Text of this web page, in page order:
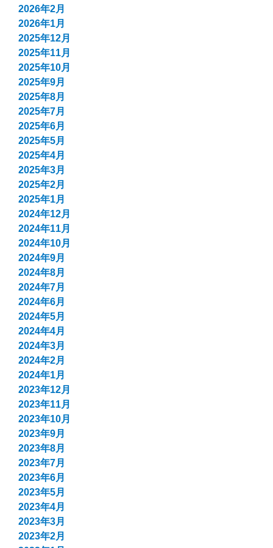
2026年2月
2026年1月
2025年12月
2025年11月
2025年10月
2025年9月
2025年8月
2025年7月
2025年6月
2025年5月
2025年4月
2025年3月
2025年2月
2025年1月
2024年12月
2024年11月
2024年10月
2024年9月
2024年8月
2024年7月
2024年6月
2024年5月
2024年4月
2024年3月
2024年2月
2024年1月
2023年12月
2023年11月
2023年10月
2023年9月
2023年8月
2023年7月
2023年6月
2023年5月
2023年4月
2023年3月
2023年2月